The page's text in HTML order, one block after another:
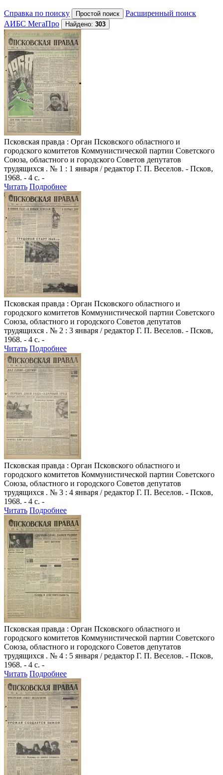
Справка по поиску
Расширенный поиск
АИБС МегаПро
Найдено: 303
Псковская правда : Орган Псковского областного и
городского комитетов Коммунистической партии Советского
Союза, областного и городского Советов депутатов
трудящихся . № 1 : 1 января / редактор Г. П. Веселов. - Псков,
1968. - 4 с. -
Читать Подробнее
Псковская правда : Орган Псковского областного и
городского комитетов Коммунистической партии Советского
Союза, областного и городского Советов депутатов
трудящихся . № 2 : 3 января / редактор Г. П. Веселов. - Псков,
1968. - 4 с. -
Читать Подробнее
Псковская правда : Орган Псковского областного и
городского комитетов Коммунистической партии Советского
Союза, областного и городского Советов депутатов
трудящихся . № 3 : 4 января / редактор Г. П. Веселов. - Псков,
1968. - 4 с. -
Читать Подробнее
Псковская правда : Орган Псковского областного и
городского комитетов Коммунистической партии Советского
Союза, областного и городского Советов депутатов
трудящихся . № 4 : 5 января / редактор Г. П. Веселов. - Псков,
1968. - 4 с. -
Читать Подробнее